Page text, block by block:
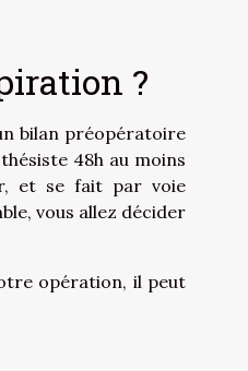
?
bilan préopératoire
48h au moins
et se fait par voie
vous allez décider
opération, il peut